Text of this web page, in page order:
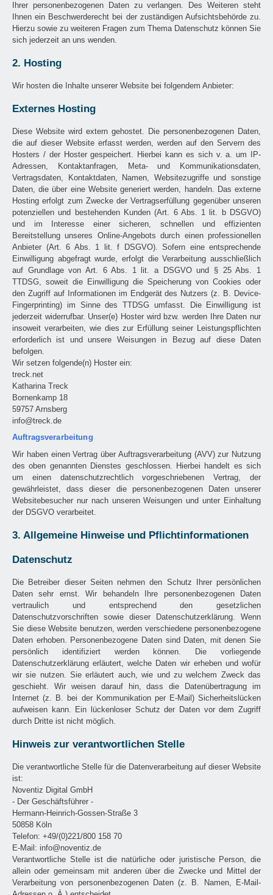
Ihrer personenbezogenen Daten zu verlangen. Des Weiteren steht
Ihnen ein Beschwerderecht bei der zuständigen Aufsichtsbehörde zu.
Hierzu sowie zu weiteren Fragen zum Thema Datenschutz können Sie
sich jederzeit an uns wenden.
2. Hosting
Wir hosten die Inhalte unserer Website bei folgendem Anbieter:
Externes Hosting
Diese Website wird extern gehostet. Die personenbezogenen Daten,
die auf dieser Website erfasst werden, werden auf den Servern des
Hosters / der Hoster gespeichert. Hierbei kann es sich v. a. um IP-
Adressen, Kontaktanfragen, Meta- und Kommunikationsdaten,
Vertragsdaten, Kontaktdaten, Namen, Websitezugriffe und sonstige
Daten, die über eine Website generiert werden, handeln. Das externe
Hosting erfolgt zum Zwecke der Vertragserfüllung gegenüber unseren
potenziellen und bestehenden Kunden (Art. 6 Abs. 1 lit. b DSGVO)
und im Interesse einer sicheren, schnellen und effizienten
Bereitstellung unseres Online-Angebots durch einen professionellen
Anbieter (Art. 6 Abs. 1 lit. f DSGVO). Sofern eine entsprechende
Einwilligung abgefragt wurde, erfolgt die Verarbeitung ausschließlich
auf Grundlage von Art. 6 Abs. 1 lit. a DSGVO und § 25 Abs. 1
TTDSG, soweit die Einwilligung die Speicherung von Cookies oder
den Zugriff auf Informationen im Endgerät des Nutzers (z. B. Device-
Fingerprinting) im Sinne des TTDSG umfasst. Die Einwilligung ist
jederzeit widerrufbar. Unser(e) Hoster wird bzw. werden Ihre Daten nur
insoweit verarbeiten, wie dies zur Erfüllung seiner Leistungspflichten
erforderlich ist und unsere Weisungen in Bezug auf diese Daten
befolgen.
Wir setzen folgende(n) Hoster ein:
treck.net
Katharina Treck
Bornenkamp 18
59757 Arnsberg
info@treck.de
Auftragsverarbeitung
Wir haben einen Vertrag über Auftragsverarbeitung (AVV) zur Nutzung
des oben genannten Dienstes geschlossen. Hierbei handelt es sich
um einen datenschutzrechtlich vorgeschriebenen Vertrag, der
gewährleistet, dass dieser die personenbezogenen Daten unserer
Websitebesucher nur nach unseren Weisungen und unter Einhaltung
der DSGVO verarbeitet.
3. Allgemeine Hinweise und Pflichtinformationen
Datenschutz
Die Betreiber dieser Seiten nehmen den Schutz Ihrer persönlichen
Daten sehr ernst. Wir behandeln Ihre personenbezogenen Daten
vertraulich und entsprechend den gesetzlichen
Datenschutzvorschriften sowie dieser Datenschutzerklärung. Wenn
Sie diese Website benutzen, werden verschiedene personenbezogene
Daten erhoben. Personenbezogene Daten sind Daten, mit denen Sie
persönlich identifiziert werden können. Die vorliegende
Datenschutzerklärung erläutert, welche Daten wir erheben und wofür
wir sie nutzen. Sie erläutert auch, wie und zu welchem Zweck das
geschieht. Wir weisen darauf hin, dass die Datenübertragung im
Internet (z. B. bei der Kommunikation per E-Mail) Sicherheitslücken
aufweisen kann. Ein lückenloser Schutz der Daten vor dem Zugriff
durch Dritte ist nicht möglich.
Hinweis zur verantwortlichen Stelle
Die verantwortliche Stelle für die Datenverarbeitung auf dieser Website
ist:
Noventiz Digital GmbH
- Der Geschäftsführer -
Hermann-Heinrich-Gossen-Straße 3
50858 Köln
Telefon: +49/(0)221/800 158 70
E-Mail: info@noventiz.de
Verantwortliche Stelle ist die natürliche oder juristische Person, die
allein oder gemeinsam mit anderen über die Zwecke und Mittel der
Verarbeitung von personenbezogenen Daten (z. B. Namen, E-Mail-